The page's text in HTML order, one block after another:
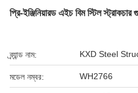
প্রি-ইঞ্জিনিয়ারড এইচ বিম স্টিল স্ট্রাকচার
ব্র্যান্ড নাম: KXD Steel
মডেল নম্বর: WH2766